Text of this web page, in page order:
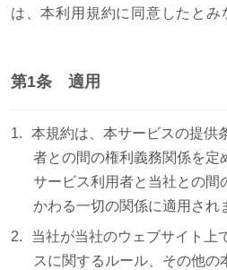
は、本利用規約に同意したとみ
第1条 適用
本規約は、本サービスの提供
者との間の権利義務関係を定
サービス利用者と当社との間
かわる一切の関係に適用され
当社が当社のウェブサイト上
スに関するルール、その他の